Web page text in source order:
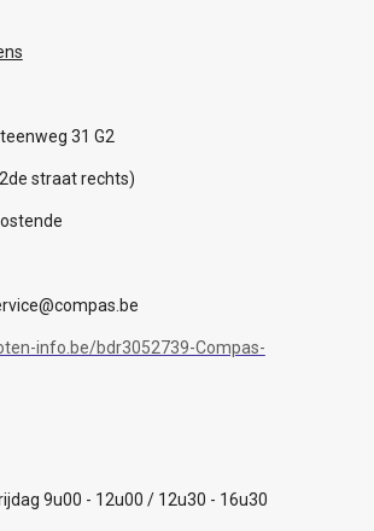
31 G2
straat rechts)
info.be/bdr3052739-Compas-
9u00 - 12u00 / 12u30 - 16u30